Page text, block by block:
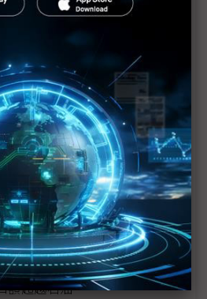
拜登簽行政命令
令限制 歐盟呼籲川普「改弦
幕 中國自駕車將深受箝制？
空、四大挑戰
型逃過一劫、資料中心前途
超越石油